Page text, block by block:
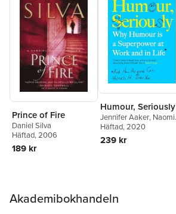
Prince of Fire
Daniel Silva
Häftad, 2006
189 kr
Humour, Seriously
Jennifer Aaker, Naomi
Bagdonas
Häftad, 2020
239 kr
Akademibokhandeln